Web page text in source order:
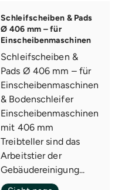
Schleifscheiben & Pads
Ø 406 mm – für
Einscheibenmaschinen
Schleifscheiben &
Pads Ø 406 mm – für
Einscheibenmaschinen
& Bodenschleifer
Einscheibenmaschinen
mit 406 mm
Treibteller sind das
Arbeitstier der
Gebäudereinigung...